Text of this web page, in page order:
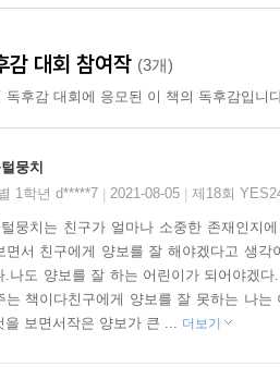
될까?”
를 이어 잿빛 토끼, 얼룩무늬 토끼 등
기 변화가 일어납니다.
과 변화는 아이들에게 책 읽는 즐거움
감 대회 참여작 (3개)
독후감 대회에 응모된 이 책의 독후감입니
뭉치
1학년 d*****7
2021-08-05 제18회
뭉치는 친구가 얼마나 소중한 존재인지
면서 친구에게 양보를 잘 해야겠다고 생
.나도 양보를 잘 하는 어린이가 되어야겠
는 책이다친구에게 양보를 잘 못하는 나
을 보면서작은 양보가 큰 ... 더보기